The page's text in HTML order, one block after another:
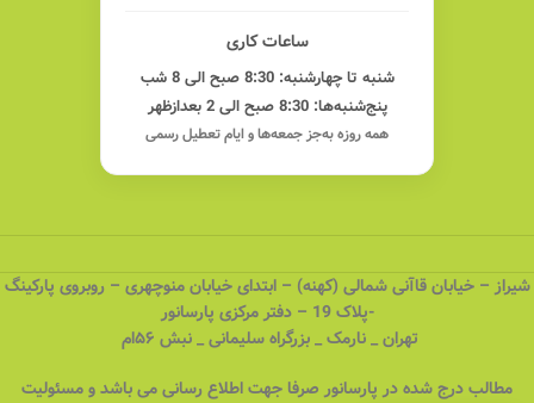
ساعات کاری
شنبه تا چهارشنبه: 8:30 صبح الی 8 شب
پنج‌شنبه‌ها: 8:30 صبح الی 2 بعدازظهر
همه روزه به‌جز جمعه‌ها و ایام تعطیل رسمی
شیراز – خیابان قاآنی شمالی (کهنه) – ابتدای خیابان منوچهری – روبروی پارکینگ
-پلاک 19 – دفتر مرکزی پارسانور
تهران _ نارمک _ بزرگراه سلیمانی _ نبش ۵۶ام
مطالب درج شده در پارسانور صرفا جهت اطلاع رسانی می باشد و مسئولیت